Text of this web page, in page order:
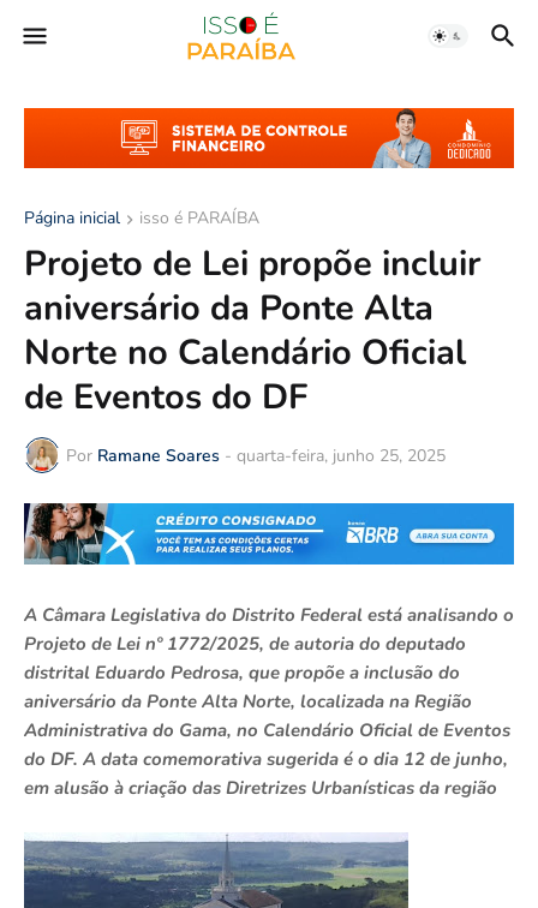
Página inicial isso é PARAÍBA
Projeto de Lei propõe incluir
aniversário da Ponte Alta
Norte no Calendário Oficial
de Eventos do DF
Por Ramane Soares - quarta-feira, junho 25, 2025
A Câmara Legislativa do Distrito Federal está analisando o
Projeto de Lei nº 1772/2025, de autoria do deputado
distrital Eduardo Pedrosa, que propõe a inclusão do
aniversário da Ponte Alta Norte, localizada na Região
Administrativa do Gama, no Calendário Oficial de Eventos
do DF. A data comemorativa sugerida é o dia 12 de junho,
em alusão à criação das Diretrizes Urbanísticas da região